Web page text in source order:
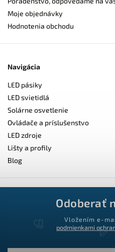
Moje objednávky
Hodnotenia obchodu
Navigácia
LED pásiky
LED svietidlá
Solárne osvetlenie
Ovládače a príslušenstvo
LED zdroje
Lišty a profily
Blog
Odoberať
Vložením e-
podmienkami